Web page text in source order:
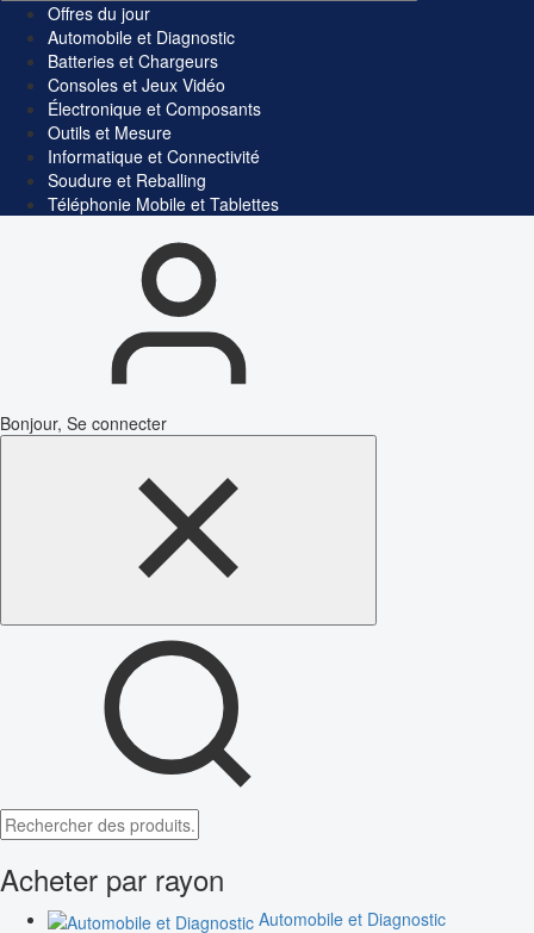
Offres du jour
Automobile et Diagnostic
Batteries et Chargeurs
Consoles et Jeux Vidéo
Électronique et Composants
Outils et Mesure
Informatique et Connectivité
Soudure et Reballing
Téléphonie Mobile et Tablettes
Bonjour, Se connecter
Acheter par rayon
Automobile et Diagnostic